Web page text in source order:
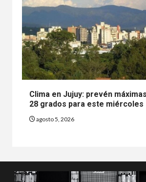
Clima en Jujuy: prevén
28 grados para este miércoles
agosto 5, 2026